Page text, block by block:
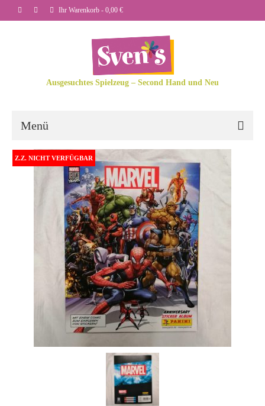
Ihr Warenkorb - 0,00 €
Ausgesuchtes Spielzeug – Second Hand und Neu
Menü
Z.Z. NICHT VERFÜGBAR